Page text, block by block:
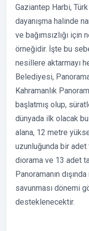
Gaziantep Harbi,
dayanışma halinde
ve bağımsızlığı
örneğidir. İşte bu
nesillere aktarmayı
Belediyesi,
Kahramanlık
başlatmış olup,
dünyada ilk olacak
alana, 12 metre
uzunluğunda bir
diorama ve 13 adet
Panoramanın
savunması dönemi
desteklenecektir.